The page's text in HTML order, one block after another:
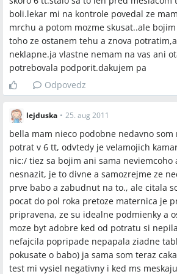
boli.lekar mi na kontrole povedal ze
mrchu a potom mozme skusat..ale
toho ze ostanem tehu a znova
neklapne.ja vlastne nemam na vas ani
potrebovala podporit.dakujem pa
Odpovedz
lejduska • 25. aug 2011
bella mam nieco podobne nedavno som
potrat v 6 tt, odvtedy je velamojich
nic:/ tiez sa bojim ani sama neviemcoho
nesnazit, je to divne a samozrejme ze
prve babo a zabudnut na to., ale citala
pocat do pol roka pretoze maternica je
pripravena, ze su idealne podmienky a
moze byt adobre ked od potratu si
nefajcila popripade nepapala ziadne
pokusate o babo) ja sama som teraz
test mi vysiel negativny i ked ms